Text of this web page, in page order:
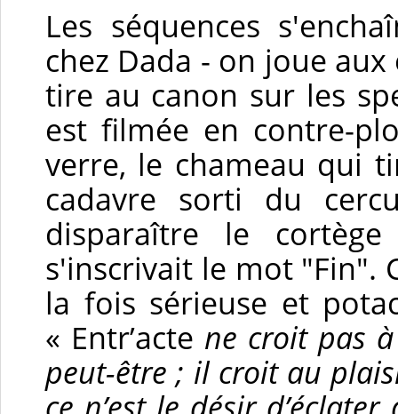
Les séquences
chez Dada - on joue
tire au canon sur les
est filmée en contre-
verre, le chameau qui
cadavre sorti du
disparaître le
s'inscrivait le mot "Fin".
la fois sérieuse et
« Entr’acte ne croit pas
peut-être ; il croit au